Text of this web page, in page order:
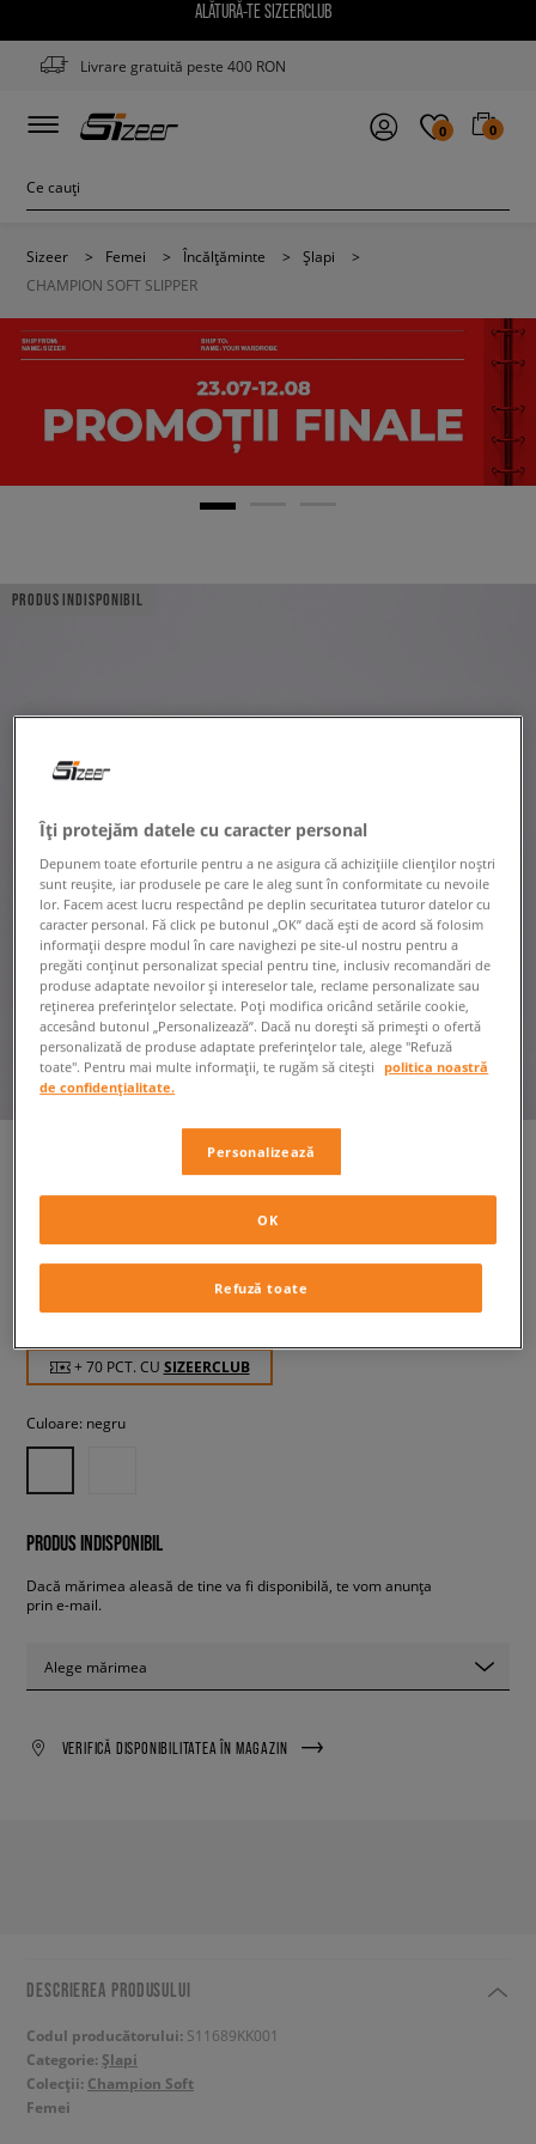
ALĂTURĂ-TE SIZEERCLUB
Livrare gratuită peste 400 RON
0 0
Sizeer > Femei > Încălțăminte > Șlapi
>
CHAMPION SOFT SLIPPER
PRODUS INDISPONIBIL
69,99 RON cu TVA
+ 70 PCT. CU SIZEERCLUB
Culoare: negru
PRODUS INDISPONIBIL
Dacă mărimea aleasă de tine va fi disponibilă, te vom anunța
prin e-mail.
Alege mărimea
VERIFICĂ DISPONIBILITATEA ÎN MAGAZIN
DESCRIEREA PRODUSULUI
Codul producătorului: S11689KK001
Categorie: Șlapi
Colecții: Champion Soft
Femei
Îți protejăm datele cu caracter personal
Depunem toate eforturile pentru a ne asigura că achizițiile clienților noștri
sunt reușite, iar produsele pe care le aleg sunt în conformitate cu nevoile
lor. Facem acest lucru respectând pe deplin securitatea tuturor datelor cu
caracter personal. Fă click pe butonul „OK” dacă ești de acord să folosim
informații despre modul în care navighezi pe site-ul nostru pentru a
pregăti conținut personalizat special pentru tine, inclusiv recomandări de
produse adaptate nevoilor și intereselor tale, reclame personalizate sau
reținerea preferințelor selectate. Poți modifica oricând setările cookie,
accesând butonul „Personalizează”. Dacă nu dorești să primești o ofertă
personalizată de produse adaptate preferințelor tale, alege "Refuză
toate". Pentru mai multe informații, te rugăm să citești
politica noastră
de confidențialitate.
Personalizează
Refuză toate
OK